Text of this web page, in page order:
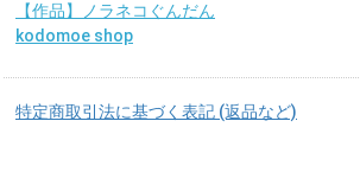
【作品】ノラネコぐんだん
kodomoe shop
特定商取引法に基づく表記 (返品など)